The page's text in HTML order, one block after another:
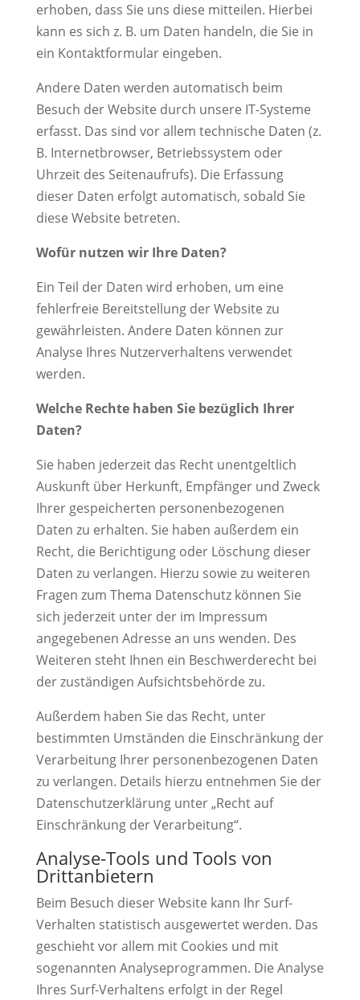
erhoben, dass Sie uns diese mitteilen. Hierbei
kann es sich z. B. um Daten handeln, die Sie in
ein Kontaktformular eingeben.
Andere Daten werden automatisch beim
Besuch der Website durch unsere IT-Systeme
erfasst. Das sind vor allem technische Daten (z.
B. Internetbrowser, Betriebssystem oder
Uhrzeit des Seitenaufrufs). Die Erfassung
dieser Daten erfolgt automatisch, sobald Sie
diese Website betreten.
Wofür nutzen wir Ihre Daten?
Ein Teil der Daten wird erhoben, um eine
fehlerfreie Bereitstellung der Website zu
gewährleisten. Andere Daten können zur
Analyse Ihres Nutzerverhaltens verwendet
werden.
Welche Rechte haben Sie bezüglich Ihrer
Daten?
Sie haben jederzeit das Recht unentgeltlich
Auskunft über Herkunft, Empfänger und Zweck
Ihrer gespeicherten personenbezogenen
Daten zu erhalten. Sie haben außerdem ein
Recht, die Berichtigung oder Löschung dieser
Daten zu verlangen. Hierzu sowie zu weiteren
Fragen zum Thema Datenschutz können Sie
sich jederzeit unter der im Impressum
angegebenen Adresse an uns wenden. Des
Weiteren steht Ihnen ein Beschwerderecht bei
der zuständigen Aufsichtsbehörde zu.
Außerdem haben Sie das Recht, unter
bestimmten Umständen die Einschränkung der
Verarbeitung Ihrer personenbezogenen Daten
zu verlangen. Details hierzu entnehmen Sie der
Datenschutzerklärung unter „Recht auf
Einschränkung der Verarbeitung“.
Analyse-Tools und Tools von
Drittanbietern
Beim Besuch dieser Website kann Ihr Surf-
Verhalten statistisch ausgewertet werden. Das
geschieht vor allem mit Cookies und mit
sogenannten Analyseprogrammen. Die Analyse
Ihres Surf-Verhaltens erfolgt in der Regel